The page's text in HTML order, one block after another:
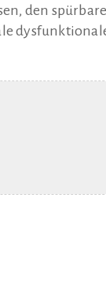
den